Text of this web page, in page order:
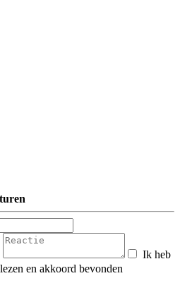
Ik heb
en akkoord bevonden